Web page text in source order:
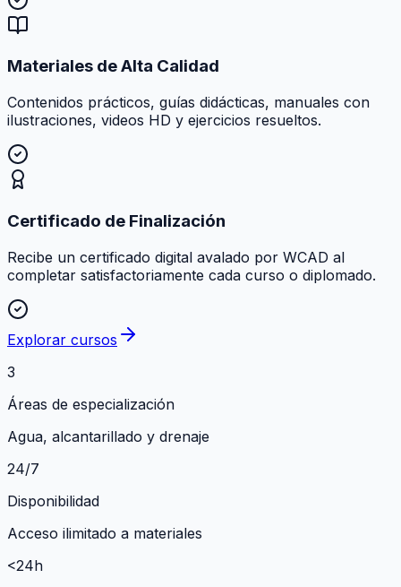
Materiales de Alta Calidad
Contenidos prácticos, guías didácticas, manuales con
ilustraciones, videos HD y ejercicios resueltos.
Certificado de Finalización
Recibe un certificado digital avalado por WCAD al
completar satisfactoriamente cada curso o diplomado.
Explorar cursos
3
Áreas de especialización
Agua, alcantarillado y drenaje
24/7
Disponibilidad
Acceso ilimitado a materiales
<24h